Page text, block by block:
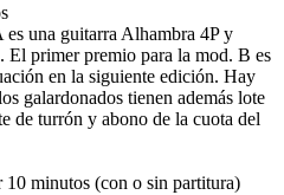
una guitarra Alhambra 4P y
El primer premio para la mod. B es
en la siguiente edición. Hay
galardonados tienen además lote
de turrón y abono de la cuota del
minutos (con o sin partitura)